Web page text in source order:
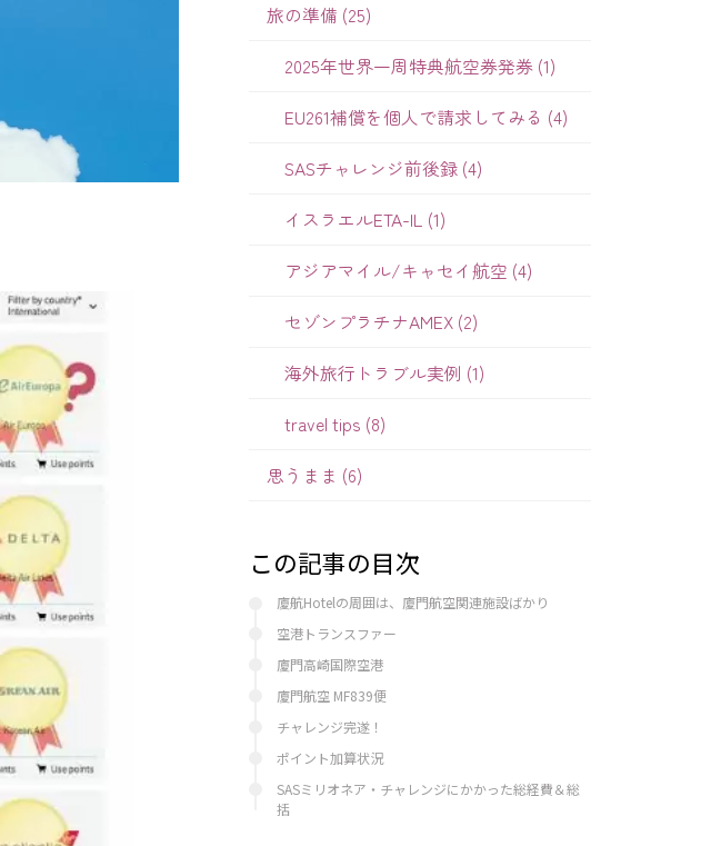
旅の準備 (25)
2025年世界一周特典航空券発券 (1)
EU261補償を個人で請求してみる (4)
SASチャレンジ前後録 (4)
イスラエルETA-IL (1)
アジアマイル/キャセイ航空 (4)
セゾンプラチナAMEX (2)
海外旅行トラブル実例 (1)
travel tips (8)
思うまま (6)
この記事の目次
廈航Hotelの周囲は、廈門航空関連施設ばかり
空港トランスファー
廈門高崎国際空港
廈門航空 MF839便
チャレンジ完遂！
ポイント加算状況
SASミリオネア・チャレンジにかかった総経費＆総
括